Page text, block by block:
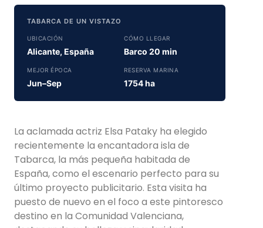
TABARCA DE UN VISTAZO
UBICACIÓN
Alicante, España
CÓMO LLEGAR
Barco 20 min
MEJOR ÉPOCA
Jun–Sep
RESERVA MARINA
1754 ha
La aclamada actriz Elsa Pataky ha elegido
recientemente la encantadora isla de
Tabarca, la más pequeña habitada de
España, como el escenario perfecto para su
último proyecto publicitario. Esta visita ha
puesto de nuevo en el foco a este pintoresco
destino en la Comunidad Valenciana,